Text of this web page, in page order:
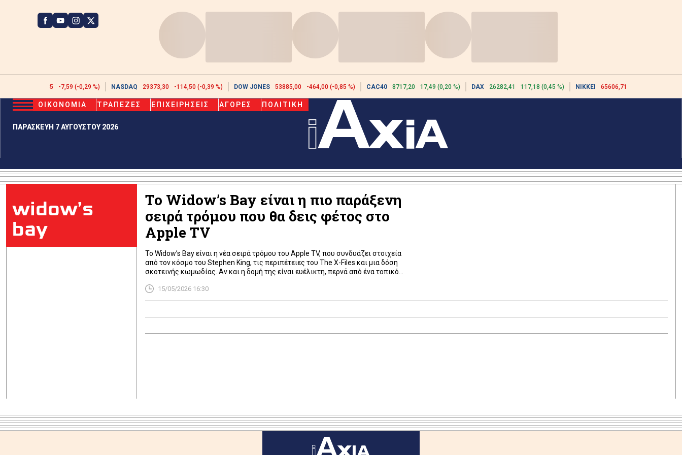
2600,85 -7,59 (-0,29 %) NASDAQ 29373,30 -114,50 (-0,39 %) DOW JONES 53885,00 -464,00 (-0,85 %) CAC40 8717,20 17,49 (0,20 %) DAX 26282,41 117,18 (0,45 %) NIKKEI 65606,71
ΠΑΡΑΣΚΕΥΗ 7 ΑΥΓΟΥΣΤΟΥ 2026
ΟΙΚΟΝΟΜΙΑ ΤΡΑΠΕΖΕΣ ΕΠΙΧΕΙΡΗΣΕΙΣ ΑΓΟΡΕΣ ΠΟΛΙΤΙΚΗ
widow’s
bay
Το Widow’s Bay είναι η πιο παράξενη
σειρά τρόμου που θα δεις φέτος στο
Apple TV
Το Widow’s Bay είναι η νέα σειρά τρόμου του Apple TV, που συνδυάζει στοιχεία
από τον κόσμο του Stephen King, τις περιπέτειες του The X-Files και μια δόση
σκοτεινής κωμωδίας. Αν και η δομή της είναι ευέλικτη, περνά από ένα τοπικό
στο ψυχολογικό θρίλερ, […]
15/05/2026 16:30